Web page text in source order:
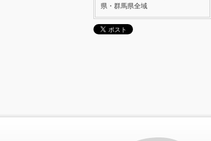
県・群馬県全域